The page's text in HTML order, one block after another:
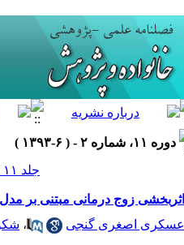
دوره ۱۱، شماره ۲ - ( ۶-۱۳۹۳ )
جلد ۱۱ شماره ۲ صفحات ۵۰-۳۷
اثربخشی زوج ­درمانی مبتنی بر
عسکری اصغری گنجی
،